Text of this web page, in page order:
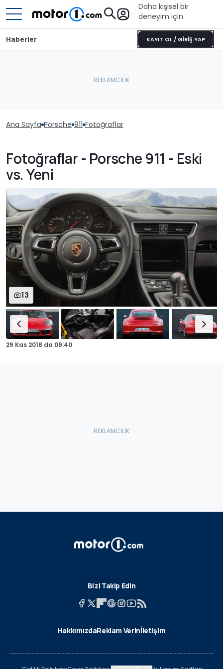
Daha kişisel bir
deneyim için
KAYIT OL / GİRİŞ YAP
Haberler
Ana Sayfa Porsche 911 Fotoğraflar
Fotoğraflar - Porsche 911 - Eski
vs. Yeni
13
29 Kas 2018 da 09:40
Bizi Takip Edin
HakkımızdaReklam Verinİletişim